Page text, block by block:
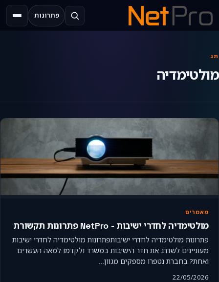
פתרונות תפריט
תג
מולטימדיה
מאמרים
מולטימדיה לחדרי ישיבות - NetPro פתרונות תקשורת
פתרונות מולטימדיה לחדרי ישיבותפתרונות מולטימדיה לחדרי ישיבות
מעוניינים לשדרג את חדר הישיבות במשרד ולקדמו למאה העשרים
ואחת? בחברת נטפרו מספקים מגוון…
22/05/2026